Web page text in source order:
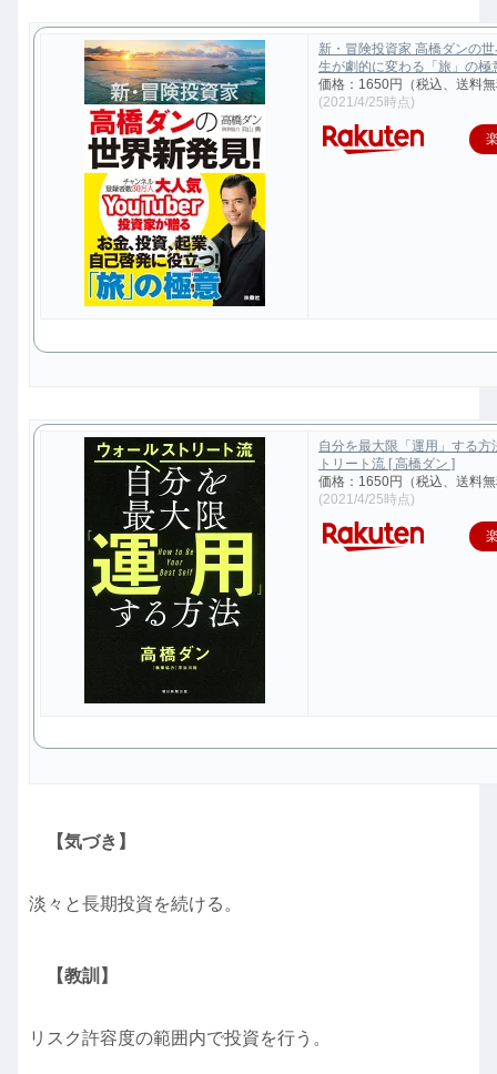
新・冒険投資家 高橋ダンの
生が劇的に変わる「旅」の極
価格：1650円（税込、送料
(2021/4/25時点)
自分を最大限「運用」する方
トリート流 [ 高橋ダン ]
価格：1650円（税込、送料
(2021/4/25時点)
【気づき】
淡々と長期投資を続ける。
【教訓】
リスク許容度の範囲内で投資を行う。